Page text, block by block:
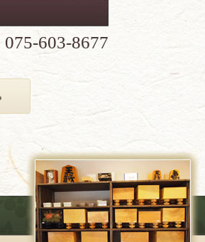
075-603-8677